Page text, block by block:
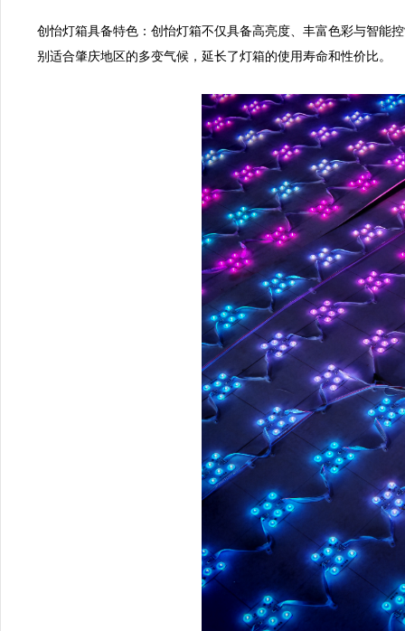
创怡灯箱具备特色：创怡灯箱不仅具备高亮度、丰富色彩与智能
别适合肇庆地区的多变气候，延长了灯箱的使用寿命和性价比。